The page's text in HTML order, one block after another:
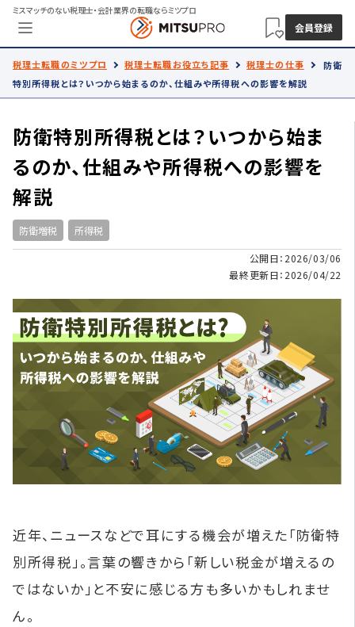
ミスマッチのない税理士・会計業界の転職ならミツプロ
会員登録
税理士転職のミツプロ 税理士転職お役立ち記事 税理士の仕事
防衛
特別所得税とは？いつから始まるのか、仕組みや所得税への影響を解説
防衛特別所得税とは？いつから始ま
るのか、仕組みや所得税への影響を
解説
防衛増税 所得税
公開日：2026/03/06
最終更新日：2026/04/22
近年、ニュースなどで耳にする機会が増えた「防衛特
別所得税」。言葉の響きから「新しい税金が増えるの
ではないか」と不安に感じる方も多いかもしれませ
ん。